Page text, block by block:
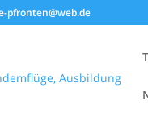
pfronten@web.de